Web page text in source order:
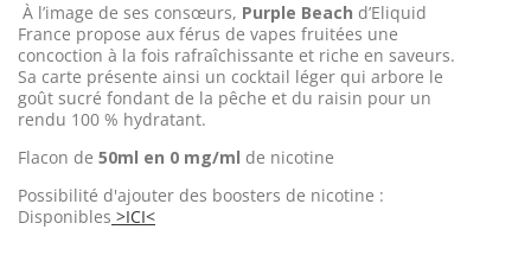
À l’image de ses consœurs, Purple Beach d’Eliquid
France propose aux férus de vapes fruitées une
concoction à la fois rafraîchissante et riche en saveurs.
Sa carte présente ainsi un cocktail léger qui arbore le
goût sucré fondant de la pêche et du raisin pour un
rendu 100 % hydratant.
Flacon de 50ml en 0 mg/ml de nicotine
Possibilité d'ajouter des boosters de nicotine :
Disponibles >ICI<